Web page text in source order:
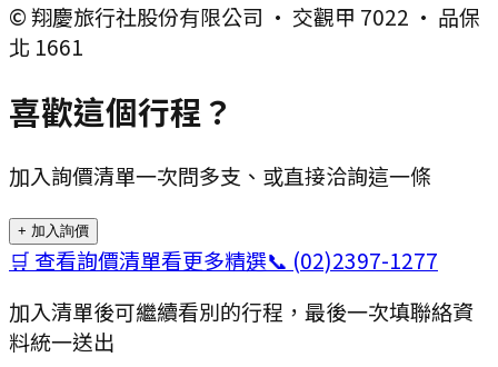
© 翔慶旅行社股份有限公司 · 交觀甲 7022 · 品保
北 1661
喜歡這個行程？
加入詢價清單一次問多支、或直接洽詢這一條
+ 加入詢價
🛒 查看詢價清單看更多精選📞 (02)2397-1277
加入清單後可繼續看別的行程，最後一次填聯絡資
料統一送出